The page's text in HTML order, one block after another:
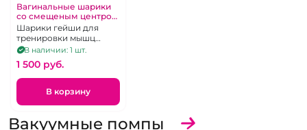
Вагинальные шарики
со смещеным центром
тяжести
Шарики гейши для
тренировки мышц
Кегеля
В наличии: 1 шт.
1 500 pуб.
В корзину
Вакуумные помпы